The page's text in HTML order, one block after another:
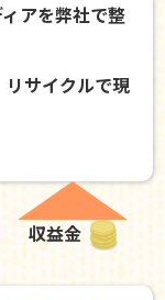
を弊社で整
サイクルで現
収益金